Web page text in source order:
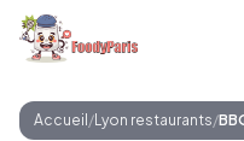
Accueil /Lyon restaurants/